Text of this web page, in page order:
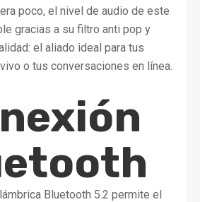
poco, el nivel de audio de este
gracias a su filtro anti pop y
el aliado ideal para tus
o tus conversaciones en línea.
Bluetooth 5.2 permite el